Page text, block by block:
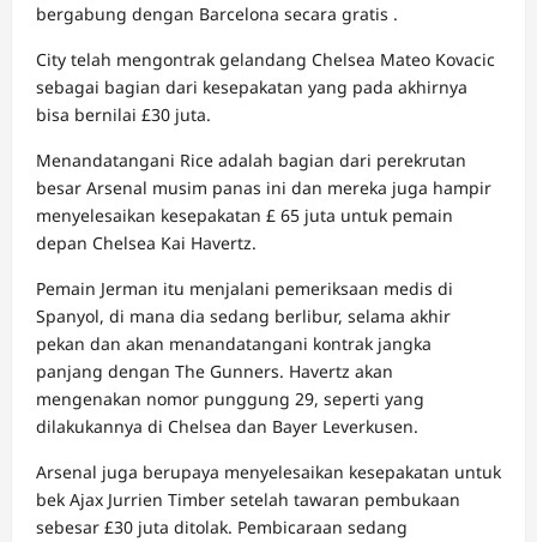
bergabung dengan Barcelona secara gratis .
City telah mengontrak gelandang Chelsea Mateo Kovacic
sebagai bagian dari kesepakatan yang pada akhirnya
bisa bernilai £30 juta.
Menandatangani Rice adalah bagian dari perekrutan
besar Arsenal musim panas ini dan mereka juga hampir
menyelesaikan kesepakatan £ 65 juta untuk pemain
depan Chelsea Kai Havertz.
Pemain Jerman itu menjalani pemeriksaan medis di
Spanyol, di mana dia sedang berlibur, selama akhir
pekan dan akan menandatangani kontrak jangka
panjang dengan The Gunners. Havertz akan
mengenakan nomor punggung 29, seperti yang
dilakukannya di Chelsea dan Bayer Leverkusen.
Arsenal juga berupaya menyelesaikan kesepakatan untuk
bek Ajax Jurrien Timber setelah tawaran pembukaan
sebesar £30 juta ditolak. Pembicaraan sedang